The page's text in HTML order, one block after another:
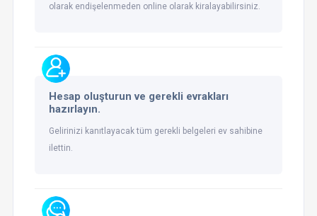
olarak endişelenmeden online olarak kiralayabilirsiniz.
Hesap oluşturun ve gerekli evrakları
hazırlayın.
Gelirinizi kanıtlayacak tüm gerekli belgeleri ev sahibine
ilettin.